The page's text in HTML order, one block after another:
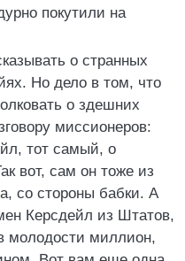
покутили на
о странных
Но дело в том, что
о здешних
миссионеров:
тот самый, о
вот, сам он тоже из
со стороны бабки. А
Керсдейл из Штатов,
молодости миллион,